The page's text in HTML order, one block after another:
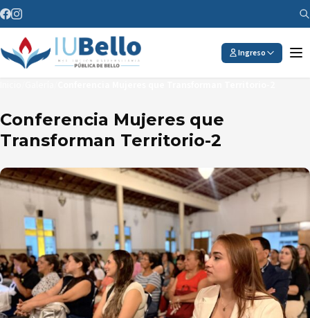
Saltar al contenido
Ingreso
Conferencia Mujeres que
Transforman Territorio-2